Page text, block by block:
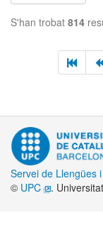
S'han trobat 814
Servei de Llengües
© UPC .